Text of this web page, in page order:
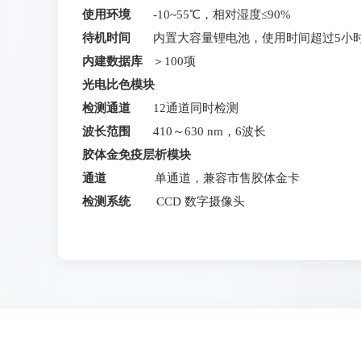
使用环境
-10~55℃，相对湿度≤90%
待机时间
内置大容量锂电池，使用时间超过5小
内建数据库
＞100项
光电比色模块
检测通道
12通道同时检测
波长范围
410～630 nm，6波长
胶体金免疫层析模块
通道
单通道，兼容市售胶体金卡
检测系统
CCD 数字摄像头